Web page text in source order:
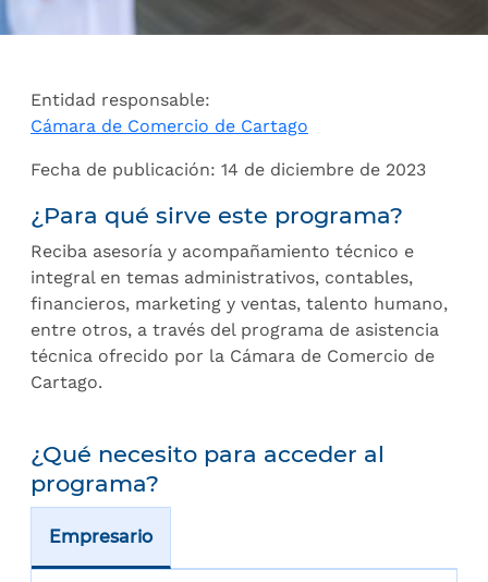
Entidad responsable:
Cámara de Comercio de Cartago
Fecha de publicación: 14 de diciembre de 2023
¿Para qué sirve este programa?
Reciba asesoría y acompañamiento técnico e
integral en temas administrativos, contables,
financieros, marketing y ventas, talento humano,
entre otros, a través del programa de asistencia
técnica ofrecido por la Cámara de Comercio de
Cartago.
¿Qué necesito para acceder al
programa?
Empresario